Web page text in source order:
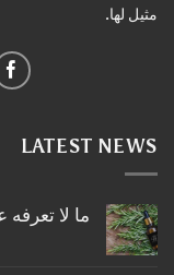
مثيل لها.
LATEST NEWS
ما لا